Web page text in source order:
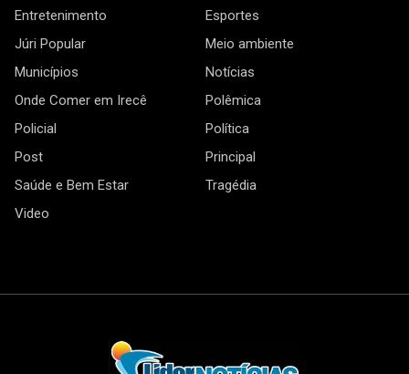
Entretenimento
Esportes
Júri Popular
Meio ambiente
Municípios
Notícias
Onde Comer em Irecê
Polêmica
Policial
Política
Post
Principal
Saúde e Bem Estar
Tragédia
Video